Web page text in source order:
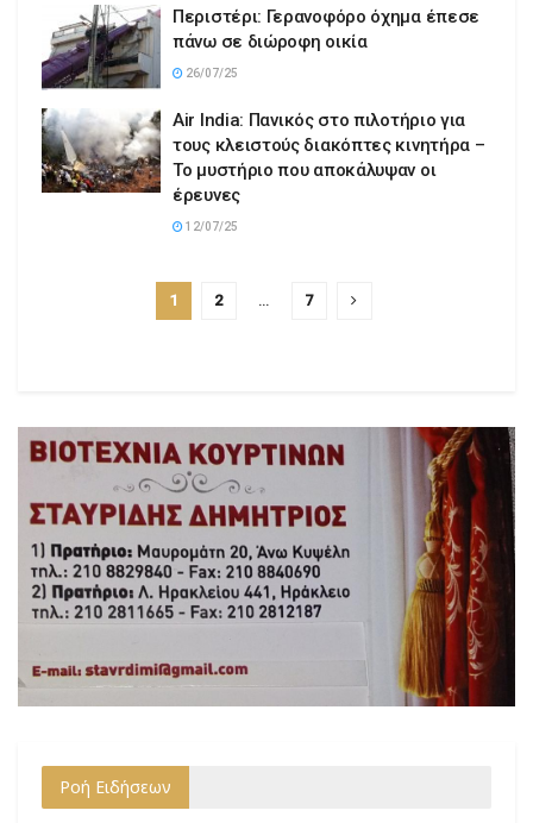
Περιστέρι: Γερανοφόρο όχημα έπεσε
πάνω σε διώροφη οικία
26/07/25
Air India: Πανικός στο πιλοτήριο για
τους κλειστούς διακόπτες κινητήρα –
Το μυστήριο που αποκάλυψαν οι
έρευνες
12/07/25
1 2 … 7
Ροή Ειδήσεων